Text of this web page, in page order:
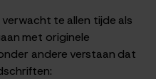
te allen tijde als
met originele
andere verstaan dat